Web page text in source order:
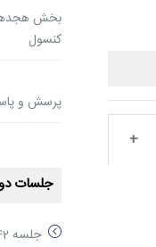
بخش هجدهم:
کنسول
پرسش و
جلسات
جلسه 42 دوره بازاریابی دیجیتال